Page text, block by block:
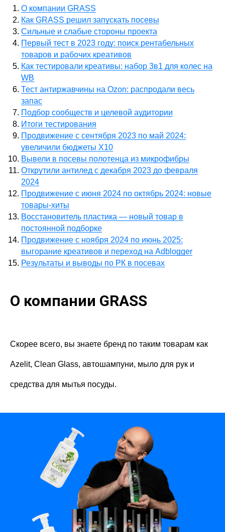
О компании GRASS
Как GRASS решил запускать посевы
Сильные и слабые стороны проекта
Первый тест в 2023 году: поиск рентабельных
товаров и рабочих креативов
Как тестировали креативы: набор 3в1 для колес на
WB
Тест антиржавчины на Ozon: распродали весь
запас
Подбор сообществ и целевой аудитории
Итоги тестирования
Продвижение с сентября 2023 по май 2024:
увеличили бюджеты Х10
Вывели в посевы полотенца из микрофибры
Открутили антилед с декабря 2023 до февраля
2024
Продвижение с июня 2024 по октябрь 2024: новые
товары-хиты
Восстановитель пластика — новый товар в
постоянной подборке
Продвижение с ноября 2024 по июнь 2025:
выгорание креативов и переход на Adblogger
Результаты и выводы по РК в посевах
О компании GRASS
Скорее всего, вы знаете бренд по таким товарам как
Azelit, Clean Glass, автошампуни, мыло для рук и
средства для мытья посуды.